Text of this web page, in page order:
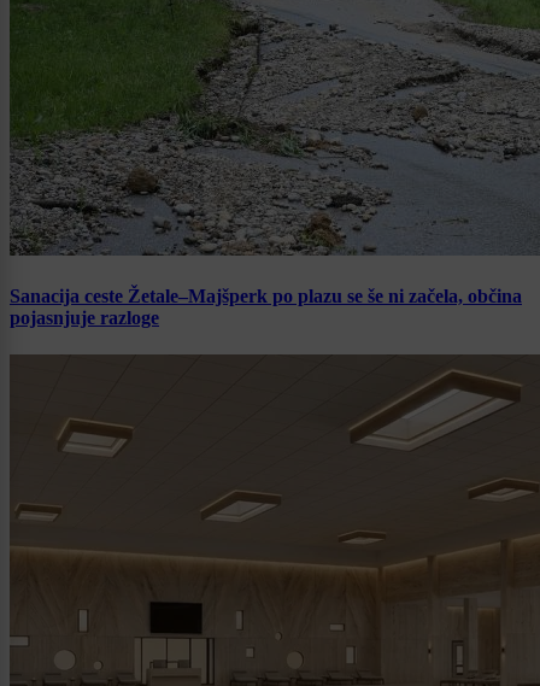
Sanacija ceste Žetale–Majšperk po plazu se še ni začela, občina
pojasnjuje razloge